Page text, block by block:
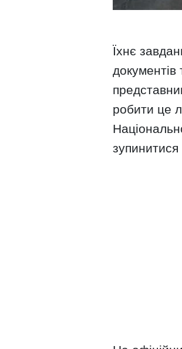
Їхнє
робити це